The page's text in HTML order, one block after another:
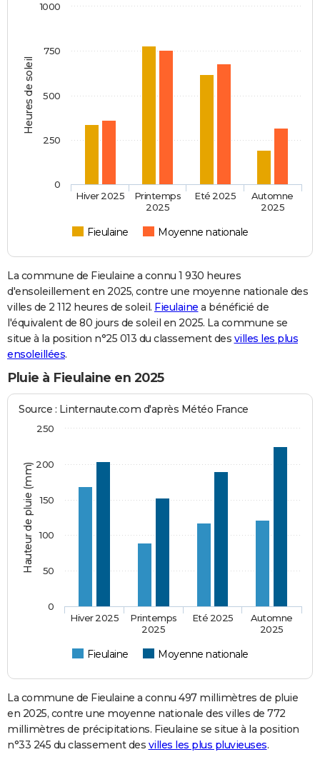
Heures de soleil
Fieulaine Moyenne nationale
Hiver 2025
Printemps
2025
Eté 2025
Automne
2025
0
1000
250
500
750
La commune de Fieulaine a connu 1 930 heures
d'ensoleillement en 2025, contre une moyenne nationale des
villes de 2 112 heures de soleil. Fieulaine a bénéficié de
l'équivalent de 80 jours de soleil en 2025. La commune se
situe à la position n°25 013 du classement des villes les plus
ensoleillées.
Pluie à Fieulaine en 2025
Hauteur de pluie (mm)
Source : Linternaute.com d'après Météo France
Fieulaine Moyenne nationale
Hiver 2025
Printemps
2025
Eté 2025
Automne
2025
0
50
100
150
200
250
La commune de Fieulaine a connu 497 millimètres de pluie
en 2025, contre une moyenne nationale des villes de 772
millimètres de précipitations. Fieulaine se situe à la position
n°33 245 du classement des villes les plus pluvieuses.